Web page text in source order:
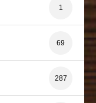
1
69
287